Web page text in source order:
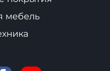
мебель